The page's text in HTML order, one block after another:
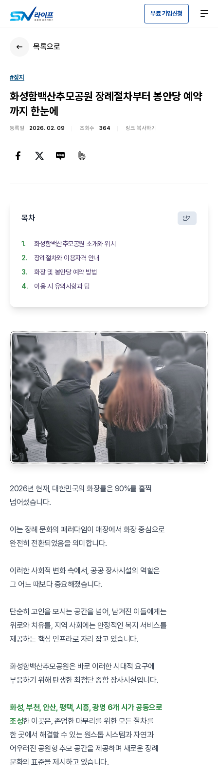
무료 가입신청
목록으로
#장지
화성함백산추모공원 장례절차부터 봉안당 예약
까지 한눈에
등록일 2026. 02. 09 조회수 364 링크 복사하기
목차 닫기
화성함백산추모공원 소개와 위치
장례절차와 이용자격 안내
화장 및 봉안당 예약 방법
이용 시 유의사항과 팁
2026년 현재, 대한민국의 화장률은 90%를 훌쩍
넘어섰습니다.
이는 장례 문화의 패러다임이 매장에서 화장 중심으로
완전히 전환되었음을 의미합니다.
이러한 사회적 변화 속에서, 공공 장사시설의 역할은
그 어느 때보다 중요해졌습니다.
단순히 고인을 모시는 공간을 넘어, 남겨진 이들에게는
위로와 치유를, 지역 사회에는 안정적인 복지 서비스를
제공하는 핵심 인프라로 자리 잡고 있습니다.
화성함백산추모공원은 바로 이러한 시대적 요구에
부응하기 위해 탄생한 최첨단 종합 장사시설입니다.
화성, 부천, 안산, 평택, 시흥, 광명 6개 시가 공동으로
조성한 이곳은, 존엄한 마무리를 위한 모든 절차를
한 곳에서 해결할 수 있는 원스톱 시스템과 자연과
어우러진 공원형 추모 공간을 제공하며 새로운 장례
문화의 표준을 제시하고 있습니다.